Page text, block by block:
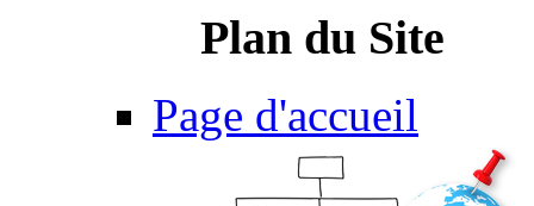
Plan du Site
Page d'accueil